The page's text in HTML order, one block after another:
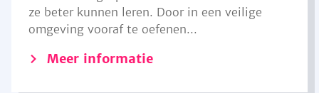
ze beter kunnen leren. Door in een veilige
omgeving vooraf te oefenen...
Meer informatie